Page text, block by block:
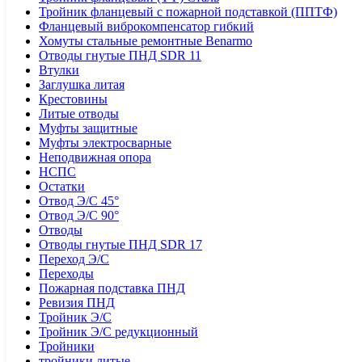
Тройник фланцевый с пожарной подставкой (ППТФ)
Фланцевый виброкомпенсатор гибкий
Хомуты стальные ремонтные Benarmo
Отводы гнутые ПНД SDR 11
Втулки
Заглушка литая
Крестовины
Литые отводы
Муфты защитные
Муфты электросварные
Неподвижная опора
НСПС
Остатки
Отвод Э/С 45°
Отвод Э/С 90°
Отводы
Отводы гнутые ПНД SDR 17
Переход Э/С
Переходы
Пожарная подставка ПНД
Ревизия ПНД
Тройник Э/С
Тройник Э/С редукционный
Тройники